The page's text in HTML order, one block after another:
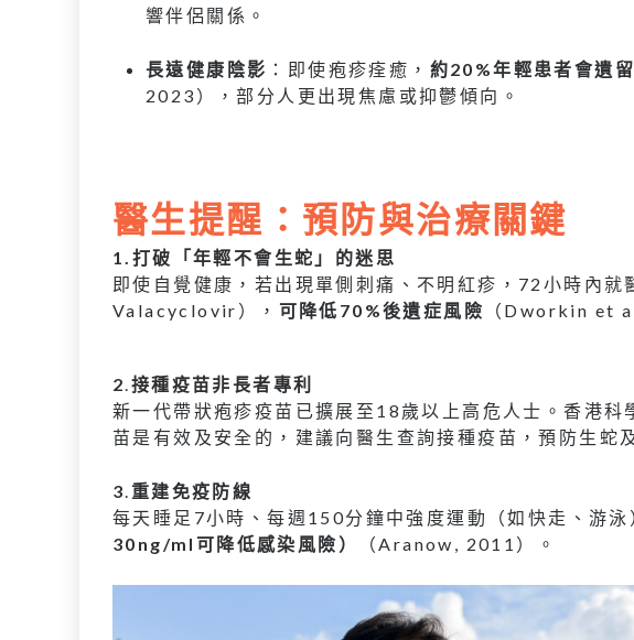
響伴侶關係。
長遠健康陰影 ：即使疱疹痊癒， 約20%年輕患者會遺
2023），部分人更出現焦慮或抑鬱傾向。
醫生提醒：預防與治療關鍵
1.打破「年輕不會生蛇」的迷思
即使自覺健康，若出現單側刺痛、不明紅疹，72小時內就
Valacyclovir）， 可降低70%後遺症風險 （Dworkin et
2.接種疫苗非長者專利
新一代帶狀疱疹疫苗已擴展至18歲以上高危人士。香港科
苗是有效及安全的，建議向醫生查詢接種疫苗，預防生蛇
3. 重建免疫防線
每天睡足7小時、每週150分鐘中強度運動（如快走、游泳
30ng/ml可降低感染風險）
（Aranow, 2011）。